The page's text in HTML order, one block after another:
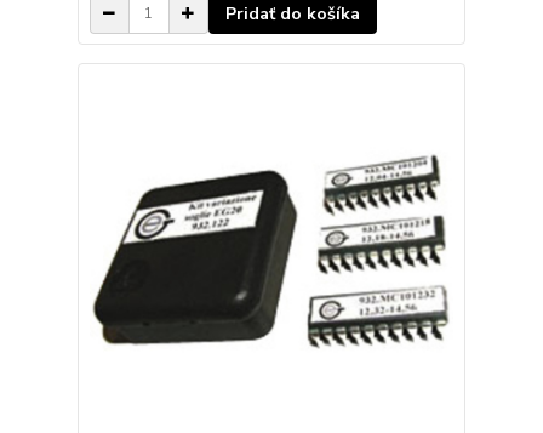
Pridať do košíka